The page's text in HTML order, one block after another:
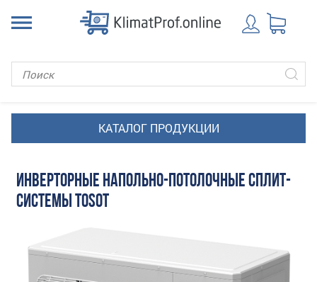
ИНВЕРТОРНЫЕ НАПОЛЬНО-ПОТОЛОЧНЫЕ СПЛИТ-
СИСТЕМЫ TOSOT